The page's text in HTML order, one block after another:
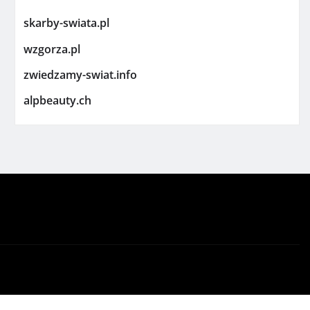
skarby-swiata.pl
wzgorza.pl
zwiedzamy-swiat.info
alpbeauty.ch